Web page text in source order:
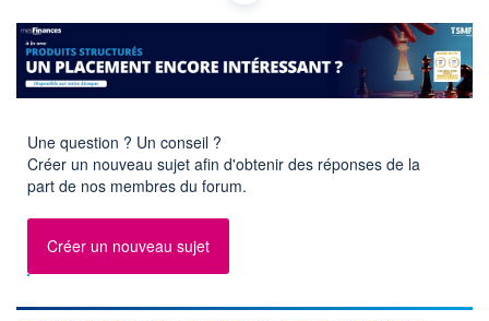
ACTIONNAIRES
DONNÉES TEMPS DIFFÉRÉ
Politique d'exécution
Cotation sur les autres places
OUVERTURE
+ HAUT + BAS
Une question ? Un conseil ?
Créer un nouveau sujet afin d'obtenir des réponses de la
part de nos membres du forum.
Créer un nouveau sujet